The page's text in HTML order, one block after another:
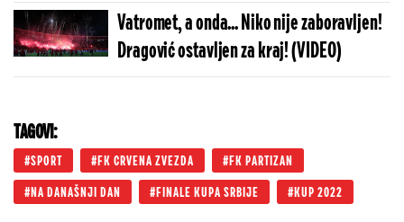
Vatromet, a onda... Niko nije zaboravljen!
Dragović ostavljen za kraj! (VIDEO)
TAGOVI:
SPORT FK CRVENA ZVEZDA FK PARTIZAN
NA DANAŠNJI DAN FINALE KUPA SRBIJE KUP 2022